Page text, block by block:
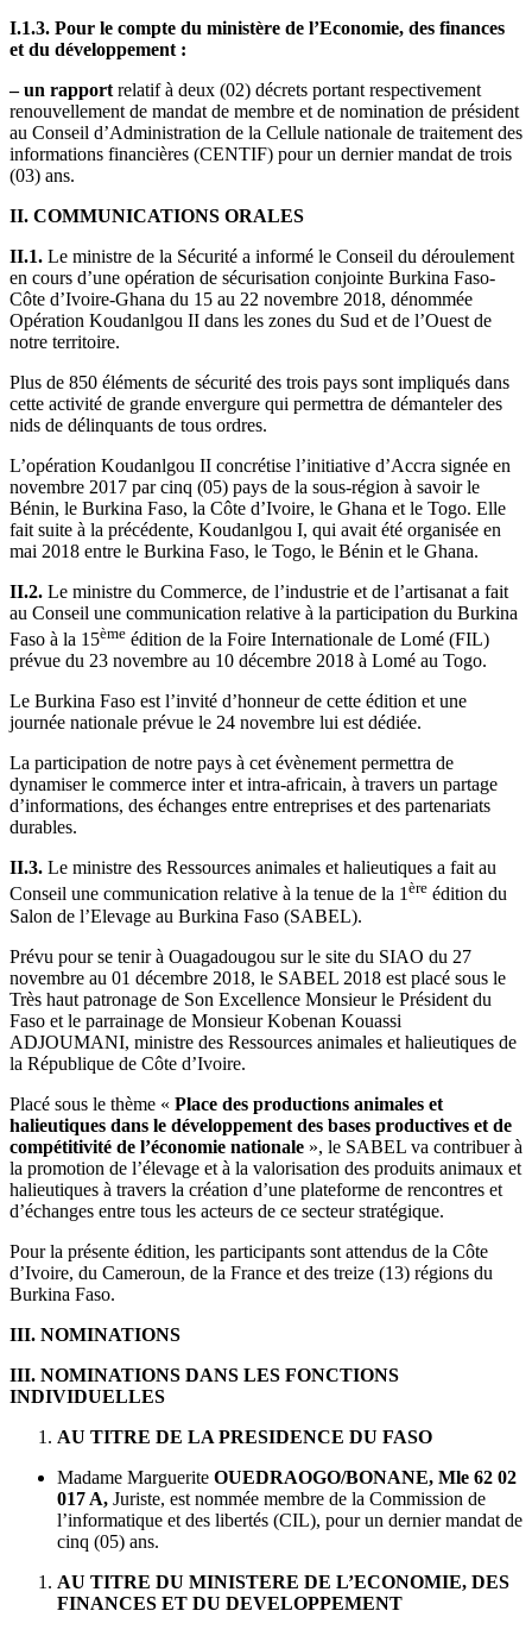
I.1.3. Pour le compte du ministère de l’Economie, des finances
et du développement :
– un rapport relatif à deux (02) décrets portant respectivement
renouvellement de mandat de membre et de nomination de président
au Conseil d’Administration de la Cellule nationale de traitement des
informations financières (CENTIF) pour un dernier mandat de trois
(03) ans.
II. COMMUNICATIONS ORALES
II.1. Le ministre de la Sécurité a informé le Conseil du déroulement
en cours d’une opération de sécurisation conjointe Burkina Faso-
Côte d’Ivoire-Ghana du 15 au 22 novembre 2018, dénommée
Opération Koudanlgou II dans les zones du Sud et de l’Ouest de
notre territoire.
Plus de 850 éléments de sécurité des trois pays sont impliqués dans
cette activité de grande envergure qui permettra de démanteler des
nids de délinquants de tous ordres.
L’opération Koudanlgou II concrétise l’initiative d’Accra signée en
novembre 2017 par cinq (05) pays de la sous-région à savoir le
Bénin, le Burkina Faso, la Côte d’Ivoire, le Ghana et le Togo. Elle
fait suite à la précédente, Koudanlgou I, qui avait été organisée en
mai 2018 entre le Burkina Faso, le Togo, le Bénin et le Ghana.
II.2. Le ministre du Commerce, de l’industrie et de l’artisanat a fait
au Conseil une communication relative à la participation du Burkina
Faso à la 15ème édition de la Foire Internationale de Lomé (FIL)
prévue du 23 novembre au 10 décembre 2018 à Lomé au Togo.
Le Burkina Faso est l’invité d’honneur de cette édition et une
journée nationale prévue le 24 novembre lui est dédiée.
La participation de notre pays à cet évènement permettra de
dynamiser le commerce inter et intra-africain, à travers un partage
d’informations, des échanges entre entreprises et des partenariats
durables.
II.3. Le ministre des Ressources animales et halieutiques a fait au
Conseil une communication relative à la tenue de la 1ère édition du
Salon de l’Elevage au Burkina Faso (SABEL).
Prévu pour se tenir à Ouagadougou sur le site du SIAO du 27
novembre au 01 décembre 2018, le SABEL 2018 est placé sous le
Très haut patronage de Son Excellence Monsieur le Président du
Faso et le parrainage de Monsieur Kobenan Kouassi
ADJOUMANI, ministre des Ressources animales et halieutiques de
la République de Côte d’Ivoire.
Placé sous le thème « Place des productions animales et
halieutiques dans le développement des bases productives et de
compétitivité de l’économie nationale », le SABEL va contribuer à
la promotion de l’élevage et à la valorisation des produits animaux et
halieutiques à travers la création d’une plateforme de rencontres et
d’échanges entre tous les acteurs de ce secteur stratégique.
Pour la présente édition, les participants sont attendus de la Côte
d’Ivoire, du Cameroun, de la France et des treize (13) régions du
Burkina Faso.
III. NOMINATIONS
III. NOMINATIONS DANS LES FONCTIONS
INDIVIDUELLES
AU TITRE DE LA PRESIDENCE DU FASO
Madame Marguerite OUEDRAOGO/BONANE, Mle 62 02
017 A, Juriste, est nommée membre de la Commission de
l’informatique et des libertés (CIL), pour un dernier mandat de
cinq (05) ans.
AU TITRE DU MINISTERE DE L’ECONOMIE, DES
FINANCES ET DU DEVELOPPEMENT